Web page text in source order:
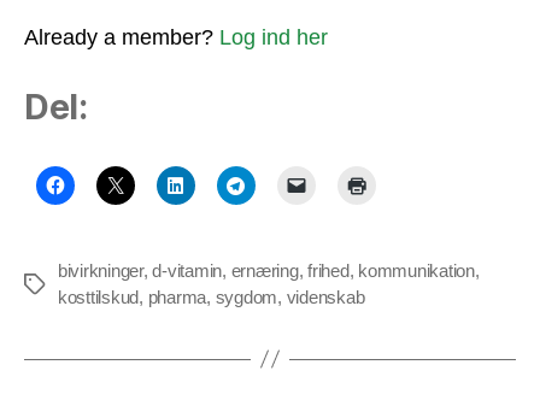
Already a member? Log ind her
Del:
Tags
bivirkninger,d-vitamin, ernæring,frihed, kommunikation,
kosttilskud, pharma, sygdom, videnskab